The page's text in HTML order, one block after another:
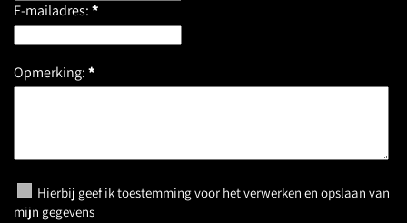
E-mailadres:*
Opmerking:*
Hierbij geef ik toestemming voor het verwerken en opslaan van
mijn gegevens